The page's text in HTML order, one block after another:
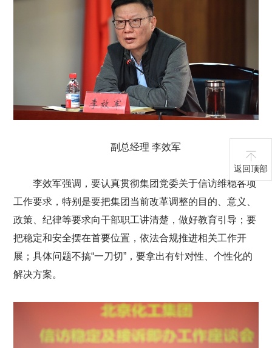
副总经理 李效军
李效军强调，要认真贯彻集团党委关于信访维稳各项
工作要求，特别是要把集团当前改革调整的目的、意义、
政策、纪律等要求向干部职工讲清楚，做好教育引导；要
把稳定和安全摆在首要位置，依法合规推进相关工作开
展；具体问题不搞“一刀切”，要拿出有针对性、个性化的
解决方案。
返回顶部